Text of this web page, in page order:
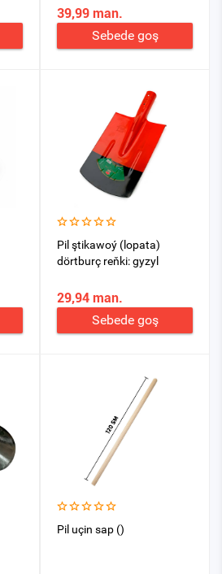
39,99 man.
Sebede goş
Pil ştikawoý (lopata)
dörtburç reňki: gyzyl
29,94 man.
Sebede goş
Pil uçin sap ()